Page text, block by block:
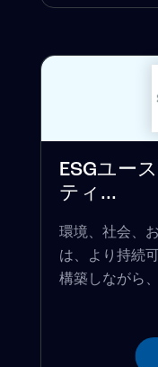
ESGユー
ティ...
環境、社会、
は、より持続
構築しながら